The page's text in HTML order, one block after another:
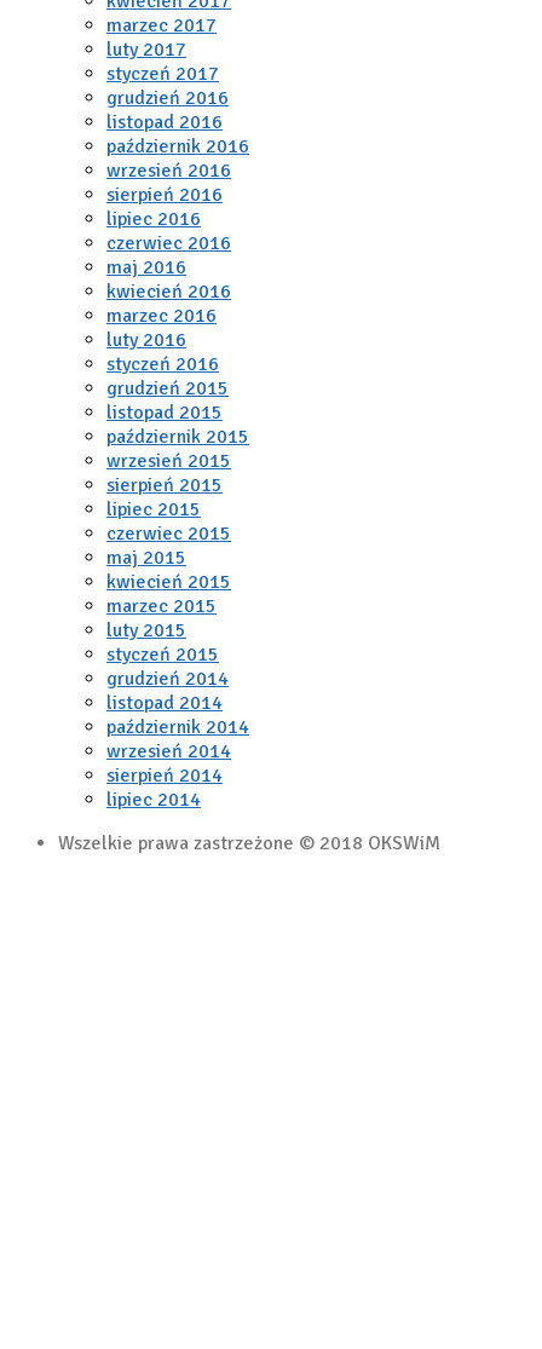
marzec 2017
luty 2017
styczeń 2017
grudzień 2016
listopad 2016
październik 2016
wrzesień 2016
sierpień 2016
lipiec 2016
czerwiec 2016
maj 2016
kwiecień 2016
marzec 2016
luty 2016
styczeń 2016
grudzień 2015
listopad 2015
październik 2015
wrzesień 2015
sierpień 2015
lipiec 2015
czerwiec 2015
maj 2015
kwiecień 2015
marzec 2015
luty 2015
styczeń 2015
grudzień 2014
listopad 2014
październik 2014
wrzesień 2014
sierpień 2014
lipiec 2014
Wszelkie prawa zastrzeżone © 2018 OKSWiM